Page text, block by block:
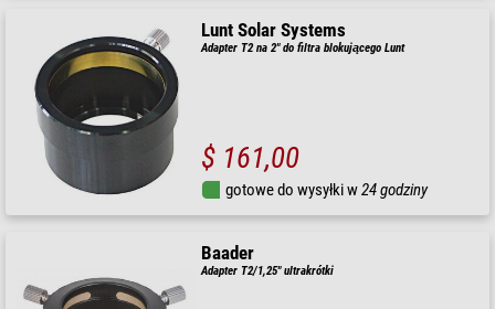
Lunt Solar Systems
Adapter T2 na 2" do filtra blokującego Lunt
$ 161,00
gotowe do wysyłki w24 godziny
Baader
Adapter T2/1,25" ultrakrótki